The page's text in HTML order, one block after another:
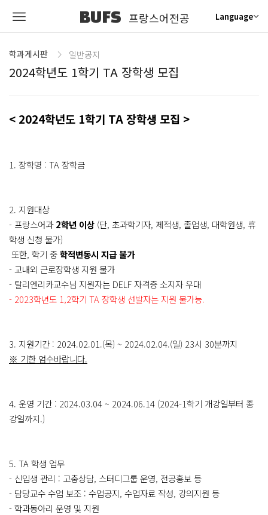
BUFS 프랑스어전공 Language
학과게시판 일반공지
2024학년도 1학기 TA 장학생 모집
< 2024학년도 1학기 TA 장학생 모집 >
1. 장학명 : TA 장학금
2. 지원대상
- 프랑스어과2학년 이상 (단, 초과학기자, 제적생, 졸업생, 대학원생, 휴
학생 신청 불가)
또한, 학기 중학적변동시 지급 불가
- 교내외 근로장학생 지원 불가
- 탈리엔리카교수님 지원자는 DELF 자격증 소지자 우대
- 2023학년도 1,2학기 TA 장학생 선발자는 지원 불가능.
3. 지원기간 : 2024.02.01.(목) ~ 2024.02.04.(일) 23시 30분까지
※ 기한 엄수바랍니다.
4. 운영 기간 : 2024.03.04 ~ 2024.06.14 (2024-1학기 개강일부터 종
강일까지.)
5. TA 학생 업무
- 신입생 관리 : 고충상담, 스터디그룹 운영, 전공홍보 등
- 담당교수 수업 보조 : 수업공지, 수업자료 작성, 강의지원 등
- 학과동아리 운영 및 지원